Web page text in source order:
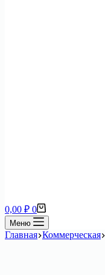
Корзина
0,00 ₽ 0
Меню
Главная Коммерческая